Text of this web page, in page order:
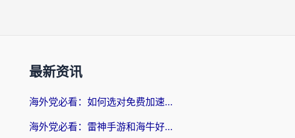
最新资讯
海外党必看：如何选对免费加速器，无缝访问国内资源不踩坑？
海外党必看：雷神手游和海牛好用吗？+3款热门加速器实测对比，附番茄加速器无缝回国指南